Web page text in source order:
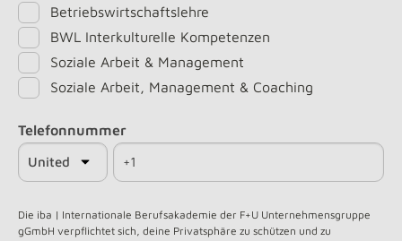
Betriebswirtschaftslehre
BWL Interkulturelle Kompetenzen
Soziale Arbeit & Management
Soziale Arbeit, Management & Coaching
Telefonnummer
Die iba | Internationale Berufsakademie der F+U Unternehmensgruppe
gGmbH verpflichtet sich, deine Privatsphäre zu schützen und zu